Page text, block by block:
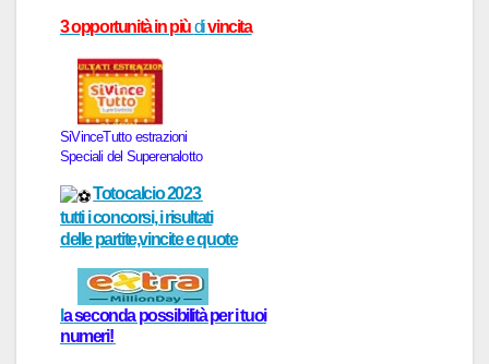
3 opportunità in piùdivincita
SiVinceTuttoestrazioni
Speciali del Superenalotto
Totocalcio 2023
tutti i concorsi, i risultati
delle partite,vincite e quote
aseconda possibilità per i tuoi
numeri!